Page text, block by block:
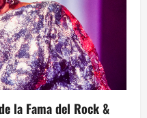
la Fama del Rock &